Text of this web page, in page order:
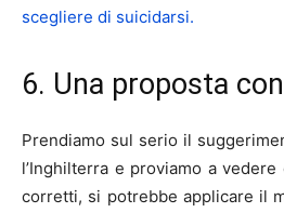
scegliere di suicidarsi.
6. Una proposta
Prendiamo sul serio il
l’Inghilterra e proviamo a
corretti, si potrebbe applicare il